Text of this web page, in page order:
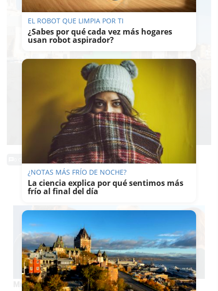
TE PUEDE INTERESAR
Muere Juan Lebrón Sánchez, el hombre que
EL ROBOT QUE LIMPIA POR TI
¿Sabes por qué cada vez más hogares
usan robot aspirador?
¿NOTAS MÁS FRÍO DE NOCHE?
La ciencia explica por qué sentimos más
frío al final del día